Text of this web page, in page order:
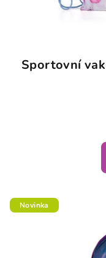
Sportovní
Novinka